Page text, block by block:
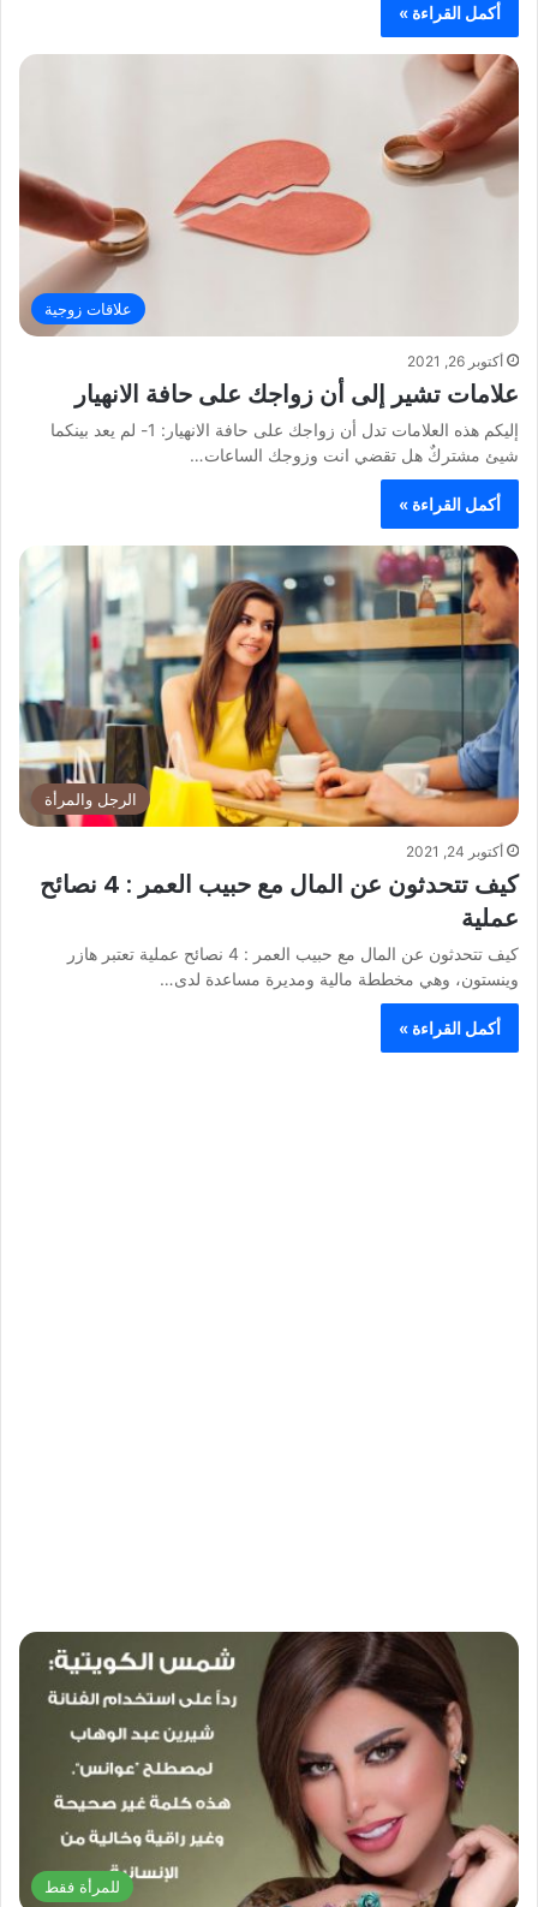
أكمل القراءة »
علاقات زوجية
أكتوبر 26, 2021
علامات تشير إلى أن زواجك على حافة الانهيار
إليكم هذه العلامات تدل أن زواجك على حافة الانهيار: 1- لم يعد بينكما
شيئ مشتركٌ هل تقضي انت وزوجك الساعات…
أكمل القراءة »
الرجل والمرأة
أكتوبر 24, 2021
كيف تتحدثون عن المال مع حبيب العمر : 4 نصائح
عملية
كيف تتحدثون عن المال مع حبيب العمر : 4 نصائح عملية تعتبر هازر
وينستون، وهي مخططة مالية ومديرة مساعدة لدى…
أكمل القراءة »
للمرأة فقط